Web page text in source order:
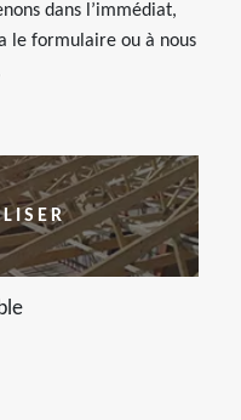
dans l’immédiat,
le formulaire ou à nous